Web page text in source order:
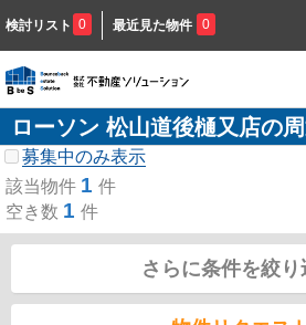
検討リスト 0 最近見た物件 0
ローソン 松山道後樋又店の
募集中のみ表示
該当物件 1 件
空き数 1 件
さらに条件を絞り